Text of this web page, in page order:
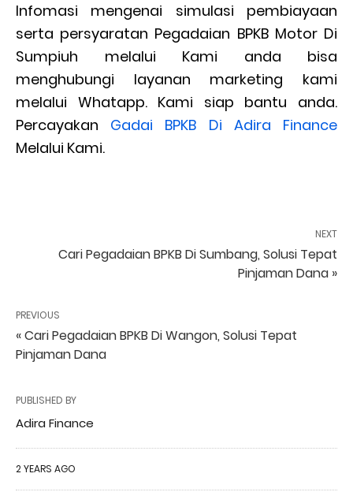
Infomasi mengenai simulasi pembiayaan
serta persyaratan Pegadaian BPKB Motor Di
Sumpiuh melalui Kami anda bisa
menghubungi layanan marketing kami
melalui Whatapp. Kami siap bantu anda.
Percayakan Gadai BPKB Di Adira Finance
Melalui Kami.
NEXT
Cari Pegadaian BPKB Di Sumbang, Solusi Tepat
Pinjaman Dana »
PREVIOUS
« Cari Pegadaian BPKB Di Wangon, Solusi Tepat
Pinjaman Dana
PUBLISHED BY
Adira Finance
2 YEARS AGO